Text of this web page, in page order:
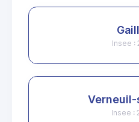
Insee :
Insee :